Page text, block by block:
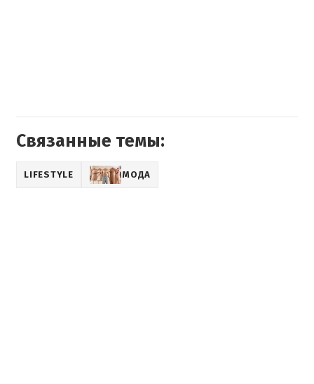
Связанные темы:
LIFESTYLE МОДА